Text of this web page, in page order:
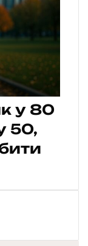
у 80
50,